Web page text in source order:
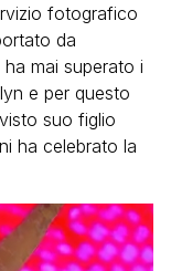
fotografico
da
mai superato i
e per questo
suo figlio
ha celebrato la